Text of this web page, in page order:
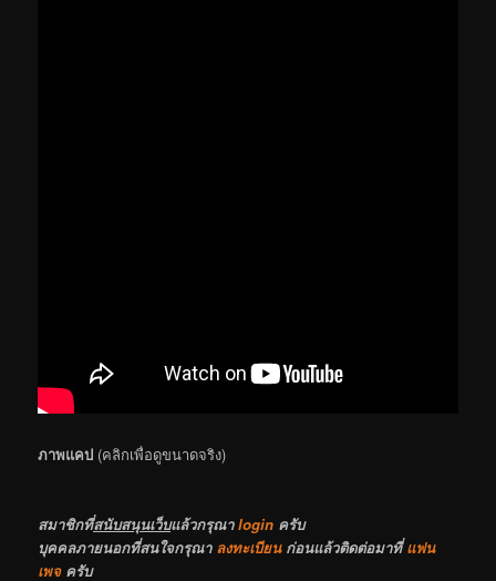
ภาพแคป (คลิกเพื่อดูขนาดจริง)
สมาชิกที่สนับสนุนเว็บแล้วกรุณาlogin ครับ
บุคคลภายนอกที่สนใจกรุณา ลงทะเบียนก่อนแล้วติดต่อมาที่แฟน
เพจครับ